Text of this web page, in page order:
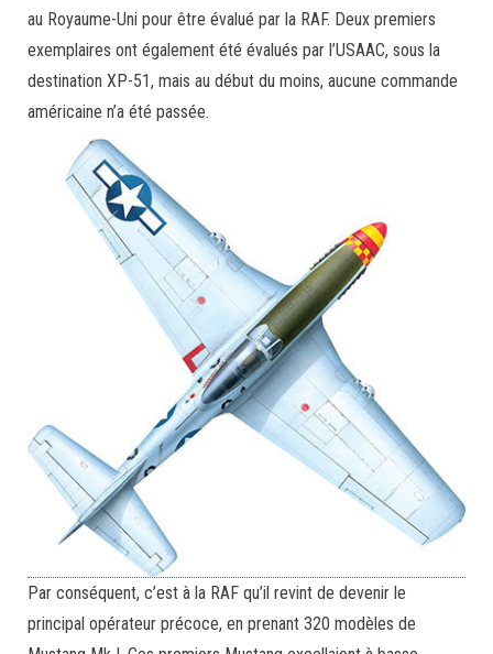
au Royaume-Uni pour être évalué par la RAF. Deux premiers
exemplaires ont également été évalués par l’USAAC, sous la
destination XP-51, mais au début du moins, aucune commande
américaine n’a été passée.
Par conséquent, c’est à la RAF qu’il revint de devenir le
principal opérateur précoce, en prenant 320 modèles de